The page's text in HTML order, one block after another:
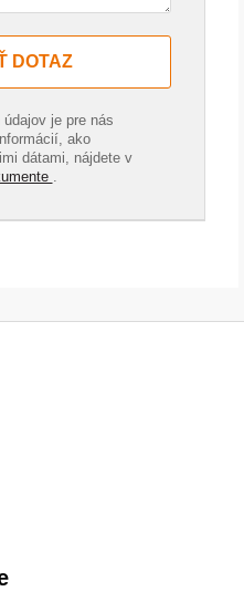
DOTAZ
je pre nás
ako
dátami, nájdete v
.